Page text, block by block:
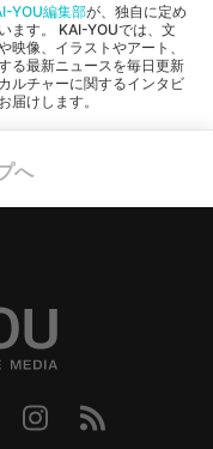
YOU編集部が、独自に定め
ます。 KAI-YOUでは、文
像、イラストやアート、
る最新ニュースを毎日更新
ルチャーに関するインタビ
届けします。
へ